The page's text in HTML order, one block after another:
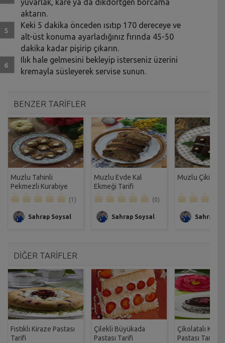
yuvarlak, kare ya da dikdörtgen borcama
aktarın.
Keki 5 dakika önceden ısıtıp 170 dereceye ve
alt-üst konuma ayarladığınız fırında 45-50
dakika kadar pişirip çıkarın.
Ilık hale gelmesini bekleyip isterseniz üzerini
kremayla süsleyerek servise sunun.
BENZER TARİFLER
Muzlu Tahinli
Pekmezli Kurabiye
Tarifi
(1)
Sahrap Soysal
Muzlu Evde Kal
Ekmeği Tarifi
(0)
Sahrap Soysal
Muzlu Çikita
Sahrap
DİĞER TARİFLER
Fıstıklı Kiraze Pastası
Tarifi
Çilekli Büyükada
Pastası Tarifi
Çikolatalı
Pastası Tarifi